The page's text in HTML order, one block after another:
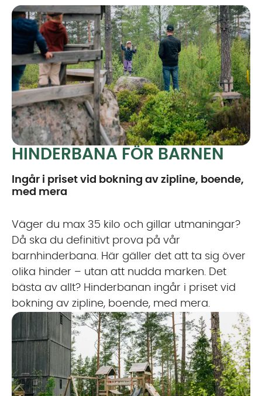
HINDERBANA FÖR BARNEN
Ingår i priset vid bokning av zipline, boende,
med mera
Väger du max 35 kilo och gillar utmaningar?
Då ska du definitivt prova på vår
barnhinderbana. Här gäller det att ta sig över
olika hinder – utan att nudda marken. Det
bästa av allt? Hinderbanan ingår i priset vid
bokning av zipline, boende, med mera.